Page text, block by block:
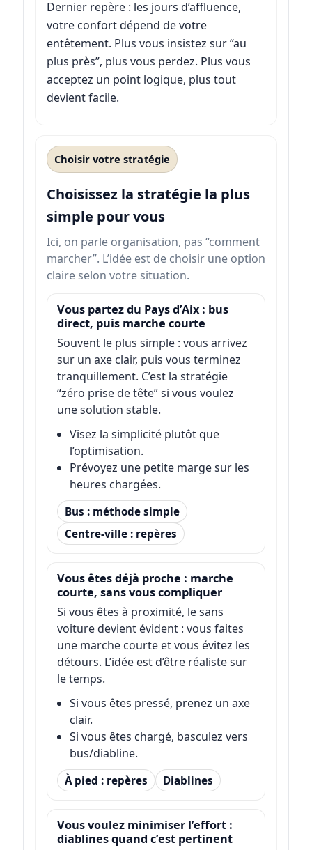
Dernier repère : les jours d’affluence,
votre confort dépend de votre
entêtement. Plus vous insistez sur “au
plus près”, plus vous perdez. Plus vous
acceptez un point logique, plus tout
devient facile.
Choisir votre stratégie
Choisissez la stratégie la plus
simple pour vous
Ici, on parle organisation, pas “comment
marcher”. L’idée est de choisir une option
claire selon votre situation.
Vous partez du Pays d’Aix : bus
direct, puis marche courte
Souvent le plus simple : vous arrivez
sur un axe clair, puis vous terminez
tranquillement. C’est la stratégie
“zéro prise de tête” si vous voulez
une solution stable.
Visez la simplicité plutôt que
l’optimisation.
Prévoyez une petite marge sur les
heures chargées.
Bus : méthode simple
Centre-ville : repères
Vous êtes déjà proche : marche
courte, sans vous compliquer
Si vous êtes à proximité, le sans
voiture devient évident : vous faites
une marche courte et vous évitez les
détours. L’idée est d’être réaliste sur
le temps.
Si vous êtes pressé, prenez un axe
clair.
Si vous êtes chargé, basculez vers
bus/diabline.
À pied : repères Diablines
Vous voulez minimiser l’effort :
diablines quand c’est pertinent